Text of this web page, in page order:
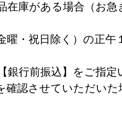
庫がある場合（お急
・祝日除く）の正午
行前振込】をご指定
確認させていただいた